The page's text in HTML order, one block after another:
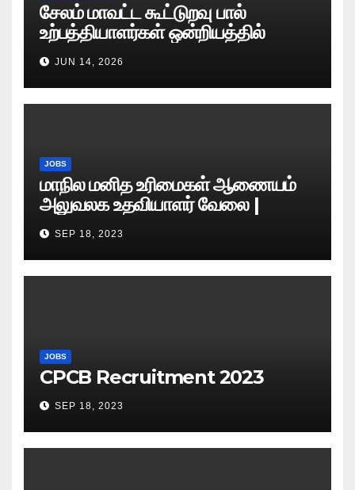
சேலம் மாவட்ட கூட்டுறவு பால்
உற்பத்தியாளர்கள் ஒன்றியத்தில்
வேலைவாய்ப்பு அறிவிப்பு 2026
JUN 14, 2026
JOBS
மாநில மனித உரிமைகள் ஆணையம்
அலுவலக உதவியாளர் வேலை |
எழுத்துத் தேர்வு தேதி அறிவிப்பு..?
SEP 18, 2023
JOBS
CPCB Recruitment 2023
SEP 18, 2023